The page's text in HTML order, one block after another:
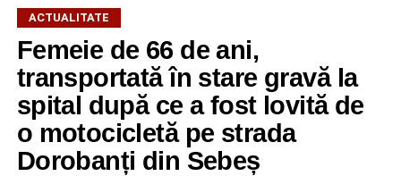
ACTUALITATE
Femeie de 66 de ani,
transportată în stare gravă la
spital după ce a fost lovită de
o motocicletă pe strada
Dorobanți din Sebeș